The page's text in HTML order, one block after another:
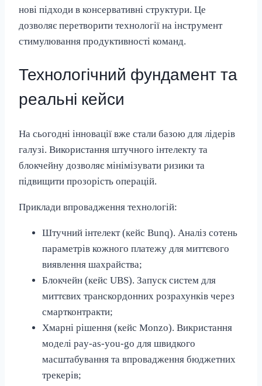
нові підходи в консервативні структури. Це
дозволяє перетворити технології на інструмент
стимулювання продуктивності команд.
Технологічний фундамент та
реальні кейси
На сьогодні інновації вже стали базою для лідерів
галузі. Використання штучного інтелекту та
блокчейну дозволяє мінімізувати ризики та
підвищити прозорість операцій.
Приклади впровадження технологій:
Штучний інтелект (кейс Bunq). Аналіз сотень
параметрів кожного платежу для миттєвого
виявлення шахрайства;
Блокчейн (кейс UBS). Запуск систем для
миттєвих транскордонних розрахунків через
смартконтракти;
Хмарні рішення (кейс Monzo). Викристання
моделі pay-as-you-go для швидкого
масштабування та впровадження бюджетних
трекерів;